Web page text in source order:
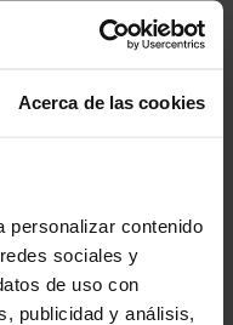
Acerca de las cookies
personalizar contenido
sociales y
de uso con
publicidad y análisis,
se sienten
este